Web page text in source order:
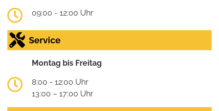
09:00 - 12:00 Uhr
Service
Montag bis Freitag
8:00 - 12:00 Uhr
13:00 – 17:00 Uhr